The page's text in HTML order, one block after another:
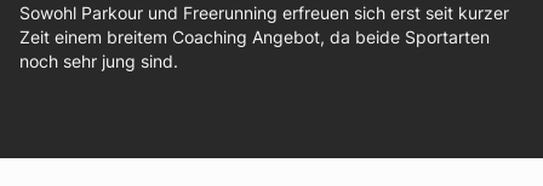
Sowohl Parkour und Freerunning erfreuen sich erst seit kurzer
Zeit einem breitem Coaching Angebot, da beide Sportarten
noch sehr jung sind.